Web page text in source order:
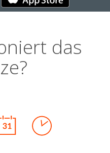
das